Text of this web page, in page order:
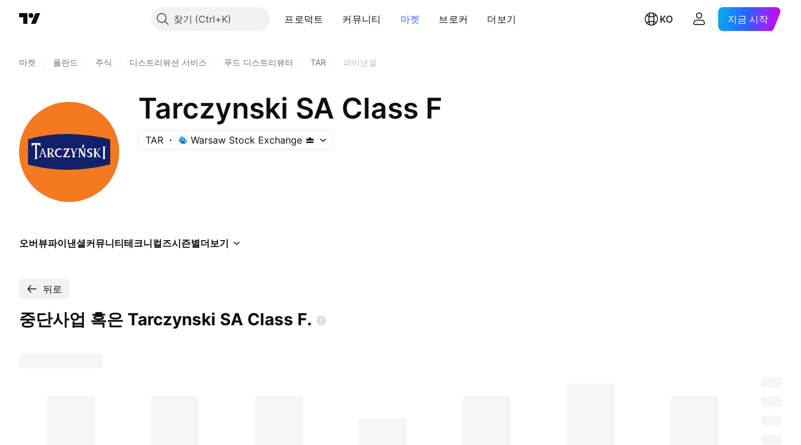
찾기 프로덕트 커뮤니티 마켓 브로커 더보기 KO 지금 시작
마켓 폴란드 주식 디스트리뷰션 서비스 푸드 디스트리뷰터 TAR 파이낸셜
Tarczynski SA Class F
TAR Warsaw Stock Exchange
오버뷰파이낸셜커뮤니티테크니컬즈시즌별더보기
뒤로
중단사업 혹은 Tarczynski SA Class F.